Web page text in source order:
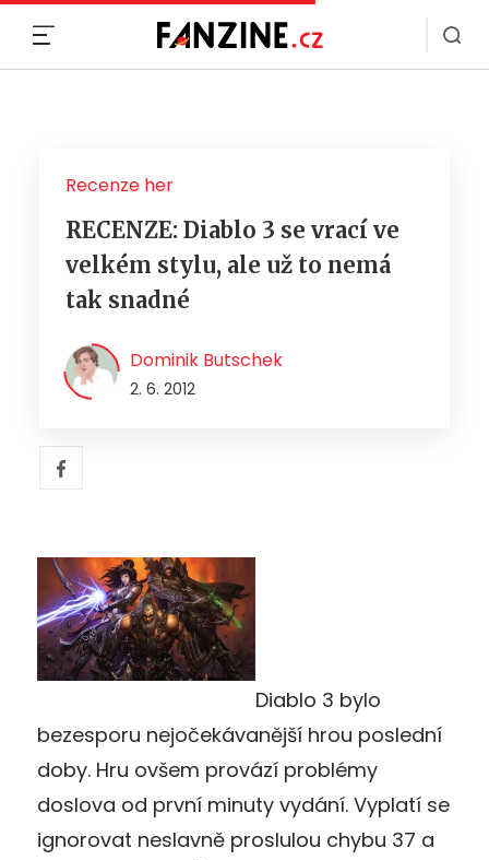
Recenze her
RECENZE: Diablo 3 se vrací ve
velkém stylu, ale už to nemá
tak snadné
Dominik Butschek
2. 6. 2012
Diablo 3 bylo
bezesporu nejočekávanější hrou poslední
doby. Hru ovšem provází problémy
doslova od první minuty vydání. Vyplatí se
ignorovat neslavně proslulou chybu 37 a